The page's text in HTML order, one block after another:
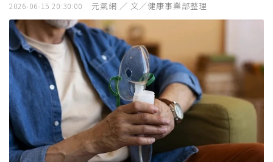
2026-06-15 20:30:00 元氣網 ／ 文／健康事業部整理